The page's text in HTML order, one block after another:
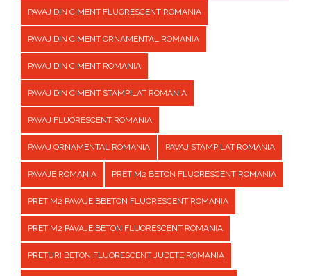
PAVAJ DIN CIMENT FLUORESCENT ROMANIA
PAVAJ DIN CIMENT ORNAMENTAL ROMANIA
PAVAJ DIN CIMENT ROMANIA
PAVAJ DIN CIMENT STAMPILAT ROMANIA
PAVAJ FLUORESCENT ROMANIA
PAVAJ ORNAMENTAL ROMANIA PAVAJ STAMPILAT ROMANIA
PAVAJE ROMANIA PRET M2 BETON FLUORESCENT ROMANIA
PRET M2 PAVAJE BBETON FLUORESCENT ROMANIA
PRET M2 PAVAJE BETON FLUORESCENT ROMANIA
PRETURI BETON FLUORESCENT JUDETE ROMANIA